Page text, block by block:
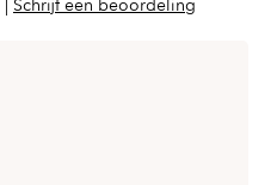
| Schrijf een beoordeling